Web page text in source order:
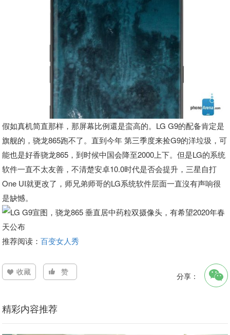
假如真机简直那样，那屏幕比例還是蛮高的。LG G9的配备肯定是
旗舰的，骁龙865跑不了。直到今年 第三季度来捡G9的洋垃圾，可
能也是好香骁龙865，到时候中国会降至2000上下。但是LG的系统
软件一直不太友善，不清楚安卓10.0时代是否会提升，三星自打
One UI就更改了，师兄弟师哥的LG系统软件层面一直沒有声响很
是缺憾。
推荐阅读：百变女人秀
收藏 赞 分享：
精彩内容推荐